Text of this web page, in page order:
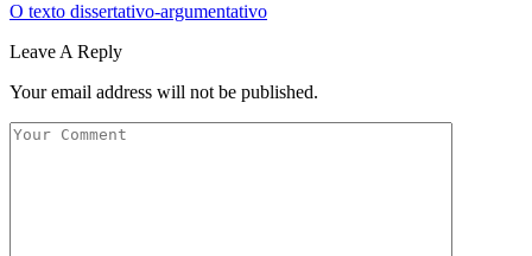
O texto dissertativo-argumentativo
Leave A Reply
Your email address will not be published.